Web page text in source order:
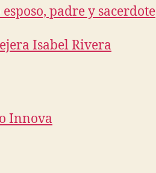
padre y sacerdote
Isabel Rivera
Innova